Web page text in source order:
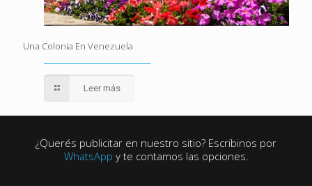
Una Colonia En Venezuela
Leer más
¿Querés publicitar en nuestro sitio? Escribinos por
WhatsApp y te contamos las opciones.